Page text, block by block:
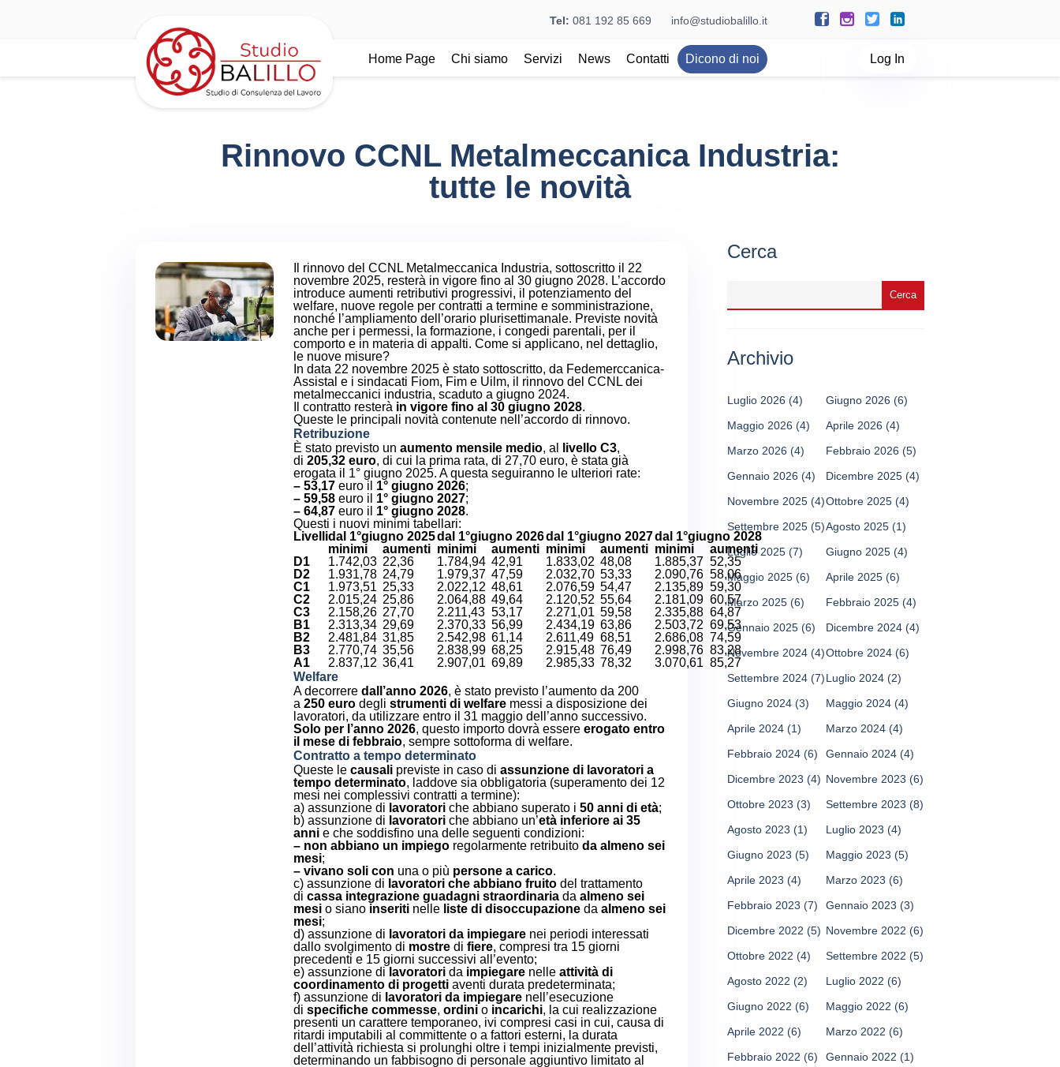
Tel: 081 192 85 669 info@studiobalillo.it
Home Page Chi siamo Servizi News Contatti Dicono di noi Log In
Rinnovo CCNL Metalmeccanica Industria:
tutte le novità
Il rinnovo del CCNL Metalmeccanica Industria, sottoscritto il 22
novembre 2025, resterà in vigore fino al 30 giugno 2028. L’accordo
introduce aumenti retributivi progressivi, il potenziamento del
welfare, nuove regole per contratti a termine e somministrazione,
nonché l’ampliamento dell’orario plurisettimanale. Previste novità
anche per i permessi, la formazione, i congedi parentali, per il
comporto e in materia di appalti. Come si applicano, nel dettaglio,
le nuove misure?
In data 22 novembre 2025 è stato sottoscritto, da Fedemerccanica-
Assistal e i sindacati Fiom, Fim e Uilm, il rinnovo del CCNL dei
metalmeccanici industria, scaduto a giugno 2024.
Il contratto resterà in vigore fino al 30 giugno 2028.
Queste le principali novità contenute nell’accordo di rinnovo.
Retribuzione
È stato previsto un aumento mensile medio, al livello C3,
di 205,32 euro, di cui la prima rata, di 27,70 euro, è stata già
erogata il 1° giugno 2025. A questa seguiranno le ulteriori rate:
– 53,17 euro il 1° giugno 2026;
– 59,58 euro il 1° giugno 2027;
– 64,87 euro il 1° giugno 2028.
Questi i nuovi minimi tabellari:
Livellidal 1°giugno 2025dal 1°giugno 2026dal 1°giugno 2027dal 1°giugno 2028
minimi
aumenti minimi aumenti minimi aumenti minimi
aumenti
D1
1.742,03 22,36 1.784,94 42,91 1.833,02 48,08 1.885,37 52,35
D2
1.931,78 24,79 1.979,37 47,59 2.032,70 53,33 2.090,76 58,06
C1
1.973,51 25,33 2.022,12 48,61 2.076,59 54,47 2.135,89 59,30
C2
2.015,24 25,86 2.064,88 49,64 2.120,52 55,64 2.181,09 60,57
C3
2.158,26 27,70 2.211,43 53,17 2.271,01 59,58 2.335,88 64,87
B1
2.313,34 29,69 2.370,33 56,99 2.434,19 63,86 2.503,72 69,53
B2
2.481,84 31,85 2.542,98 61,14 2.611,49 68,51 2.686,08 74,59
B3
2.770,74 35,56 2.838,99 68,25 2.915,48 76,49 2.998,76 83,28
A1
2.837,12 36,41 2.907,01 69,89 2.985,33 78,32 3.070,61 85,27
Welfare
A decorrere dall’anno 2026, è stato previsto l’aumento da 200
a 250 euro degli strumenti di welfare messi a disposizione dei
lavoratori, da utilizzare entro il 31 maggio dell’anno successivo.
Solo per l’anno 2026, questo importo dovrà essere erogato entro
il mese di febbraio, sempre sottoforma di welfare.
Contratto a tempo determinato
Queste le causali previste in caso di assunzione di lavoratori a
tempo determinato, laddove sia obbligatoria (superamento dei 12
mesi nei complessivi contratti a termine):
a) assunzione di lavoratori che abbiano superato i 50 anni di età;
b) assunzione di lavoratori che abbiano un’età inferiore ai 35
anni e che soddisfino una delle seguenti condizioni:
– non abbiano un impiego regolarmente retribuito da almeno sei
mesi;
– vivano soli con una o più persone a carico.
c) assunzione di lavoratori che abbiano fruito del trattamento
di cassa integrazione guadagni straordinaria da almeno sei
mesi o siano inseriti nelle liste di disoccupazione da almeno sei
mesi;
d) assunzione di lavoratori da impiegare nei periodi interessati
dallo svolgimento di mostre di fiere, compresi tra 15 giorni
precedenti e 15 giorni successivi all’evento;
e) assunzione di lavoratori da impiegare nelle attività di
coordinamento di progetti aventi durata predeterminata;
f) assunzione di lavoratori da impiegare nell’esecuzione
di specifiche commesse, ordini o incarichi, la cui realizzazione
presenti un carattere temporaneo, ivi compresi casi in cui, causa di
ritardi imputabili al committente o a fattori esterni, la durata
dell’attività richiesta si prolunghi oltre i tempi inizialmente previsti,
determinando un fabbisogno di personale aggiuntivo limitato al
Cerca
Archivio
Luglio 2026 (4) Giugno 2026 (6)
Maggio 2026 (4) Aprile 2026 (4)
Marzo 2026 (4) Febbraio 2026 (5)
Gennaio 2026 (4) Dicembre 2025 (4)
Novembre 2025 (4)Ottobre 2025 (4)
Settembre 2025 (5)Agosto 2025 (1)
Luglio 2025 (7) Giugno 2025 (4)
Maggio 2025 (6) Aprile 2025 (6)
Marzo 2025 (6) Febbraio 2025 (4)
Gennaio 2025 (6) Dicembre 2024 (4)
Novembre 2024 (4)Ottobre 2024 (6)
Settembre 2024 (7)Luglio 2024 (2)
Giugno 2024 (3) Maggio 2024 (4)
Aprile 2024 (1) Marzo 2024 (4)
Febbraio 2024 (6) Gennaio 2024 (4)
Dicembre 2023 (4) Novembre 2023 (6)
Ottobre 2023 (3) Settembre 2023 (8)
Agosto 2023 (1) Luglio 2023 (4)
Giugno 2023 (5) Maggio 2023 (5)
Aprile 2023 (4) Marzo 2023 (6)
Febbraio 2023 (7) Gennaio 2023 (3)
Dicembre 2022 (5) Novembre 2022 (6)
Ottobre 2022 (4) Settembre 2022 (5)
Agosto 2022 (2) Luglio 2022 (6)
Giugno 2022 (6) Maggio 2022 (6)
Aprile 2022 (6) Marzo 2022 (6)
Febbraio 2022 (6) Gennaio 2022 (1)